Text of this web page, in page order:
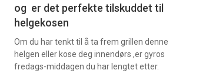
og er det perfekte tilskuddet til
helgekosen
Om du har tenkt til å ta frem grillen denne
helgen eller kose deg innendørs ,er gyros
fredags-middagen du har lengtet etter.